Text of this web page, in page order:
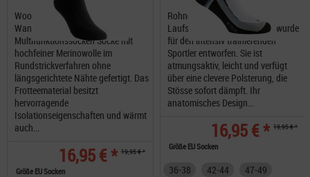
Woolpower Socks Classic 200
Wandersocken,
Multifunktionssocken Socke mit
hochfeiner Merinowolle im
Rundstrickverfahren ohne
längsgerichtete Nähte gefertigt. Das
Frotteematerial besitzt
hervorragende
Isolationseigenschaften und wärmt
auch...
16,95 € * 19,95 € *
Größe EU Socken
Rohner R-Power Quarter L/R
Laufsocken Diese Laufsocke wurde
für den intensiv trainierenden
Sportler entworfen. Sie ist
atmungsaktiv, leicht und verfügt
über eine clevere Polsterung, die
Stösse sofort dämpft. Ihr
anatomisches Design...
16,95 € * 19,95 € *
Größe EU Socken
36-38 42-44 47-49